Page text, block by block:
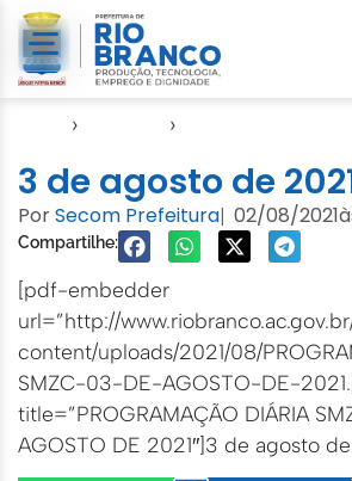
› ›
3 de agosto de
PorSecom Prefeitura| 02/08/2021
Compartilhe:
[pdf-embedder
url=”http://
content/uploads/2021/08/
SMZC-03-DE-AGOSTO-DE-
title=”PROGRAMAÇÃO DIÁRIA
AGOSTO DE 2021″]3 de agosto